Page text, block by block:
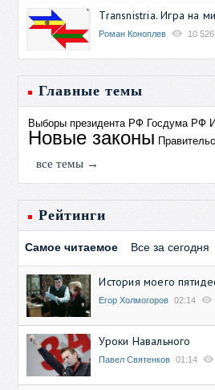
Transnistria. Игра на
Роман Коноплев 10 526
Главные темы
Выборы президента РФ Госдума РФ
Новые законы
все темы →
Рейтинги
Самое читаемое Все за сегодня
История моего
Егор Холмогоров 02:14
Уроки Навального
Павел Святенков 01:14